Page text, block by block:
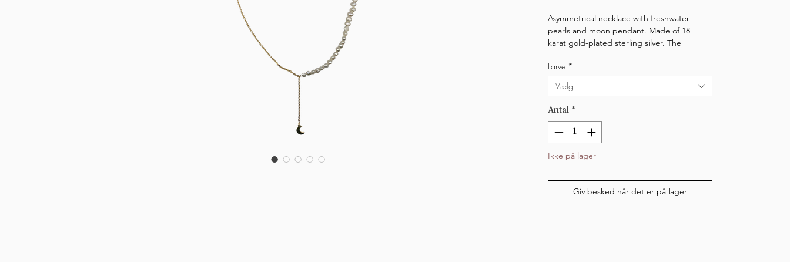
Asymmetrical necklace with freshwater
pearls and moon pendant. Made of 18
karat gold-plated sterling silver. The
Farve *
Vælg
Antal *
Ikke på lager
Giv besked når det er på lager